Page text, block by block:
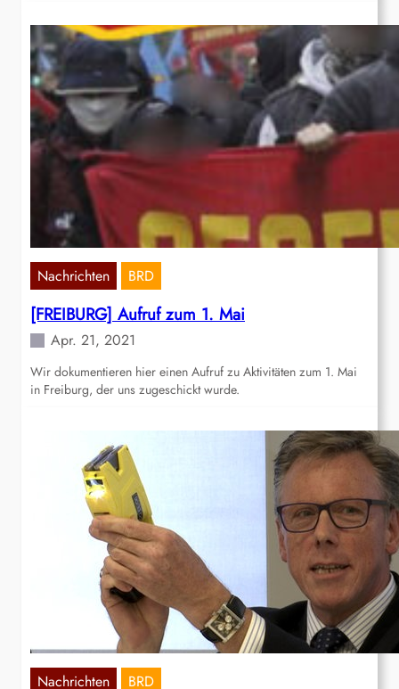
Nachrichten BRD
[FREIBURG] Aufruf zum 1. Mai
Apr. 21, 2021
Wir dokumentieren hier einen Aufruf zu Aktivitäten zum 1. Mai
in Freiburg, der uns zugeschickt wurde.
Nachrichten BRD